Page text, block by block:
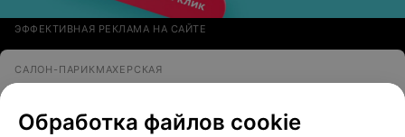
ЭФФЕКТИВНАЯ РЕКЛАМА НА САЙТЕ
САЛОН-ПАРИКМАХЕРСКАЯ
Минск, 2-я ул. Шестая Линия, 11/2 до 21:00
Обработка файлов cookie